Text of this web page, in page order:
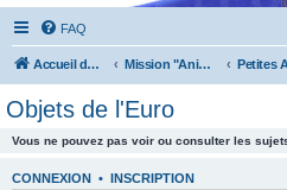
FAQ
Accueil du forum Mission "Animation"
Objets de l'Euro
Vous ne pouvez pas voir ou consulter les
CONNEXION • INSCRIPTION